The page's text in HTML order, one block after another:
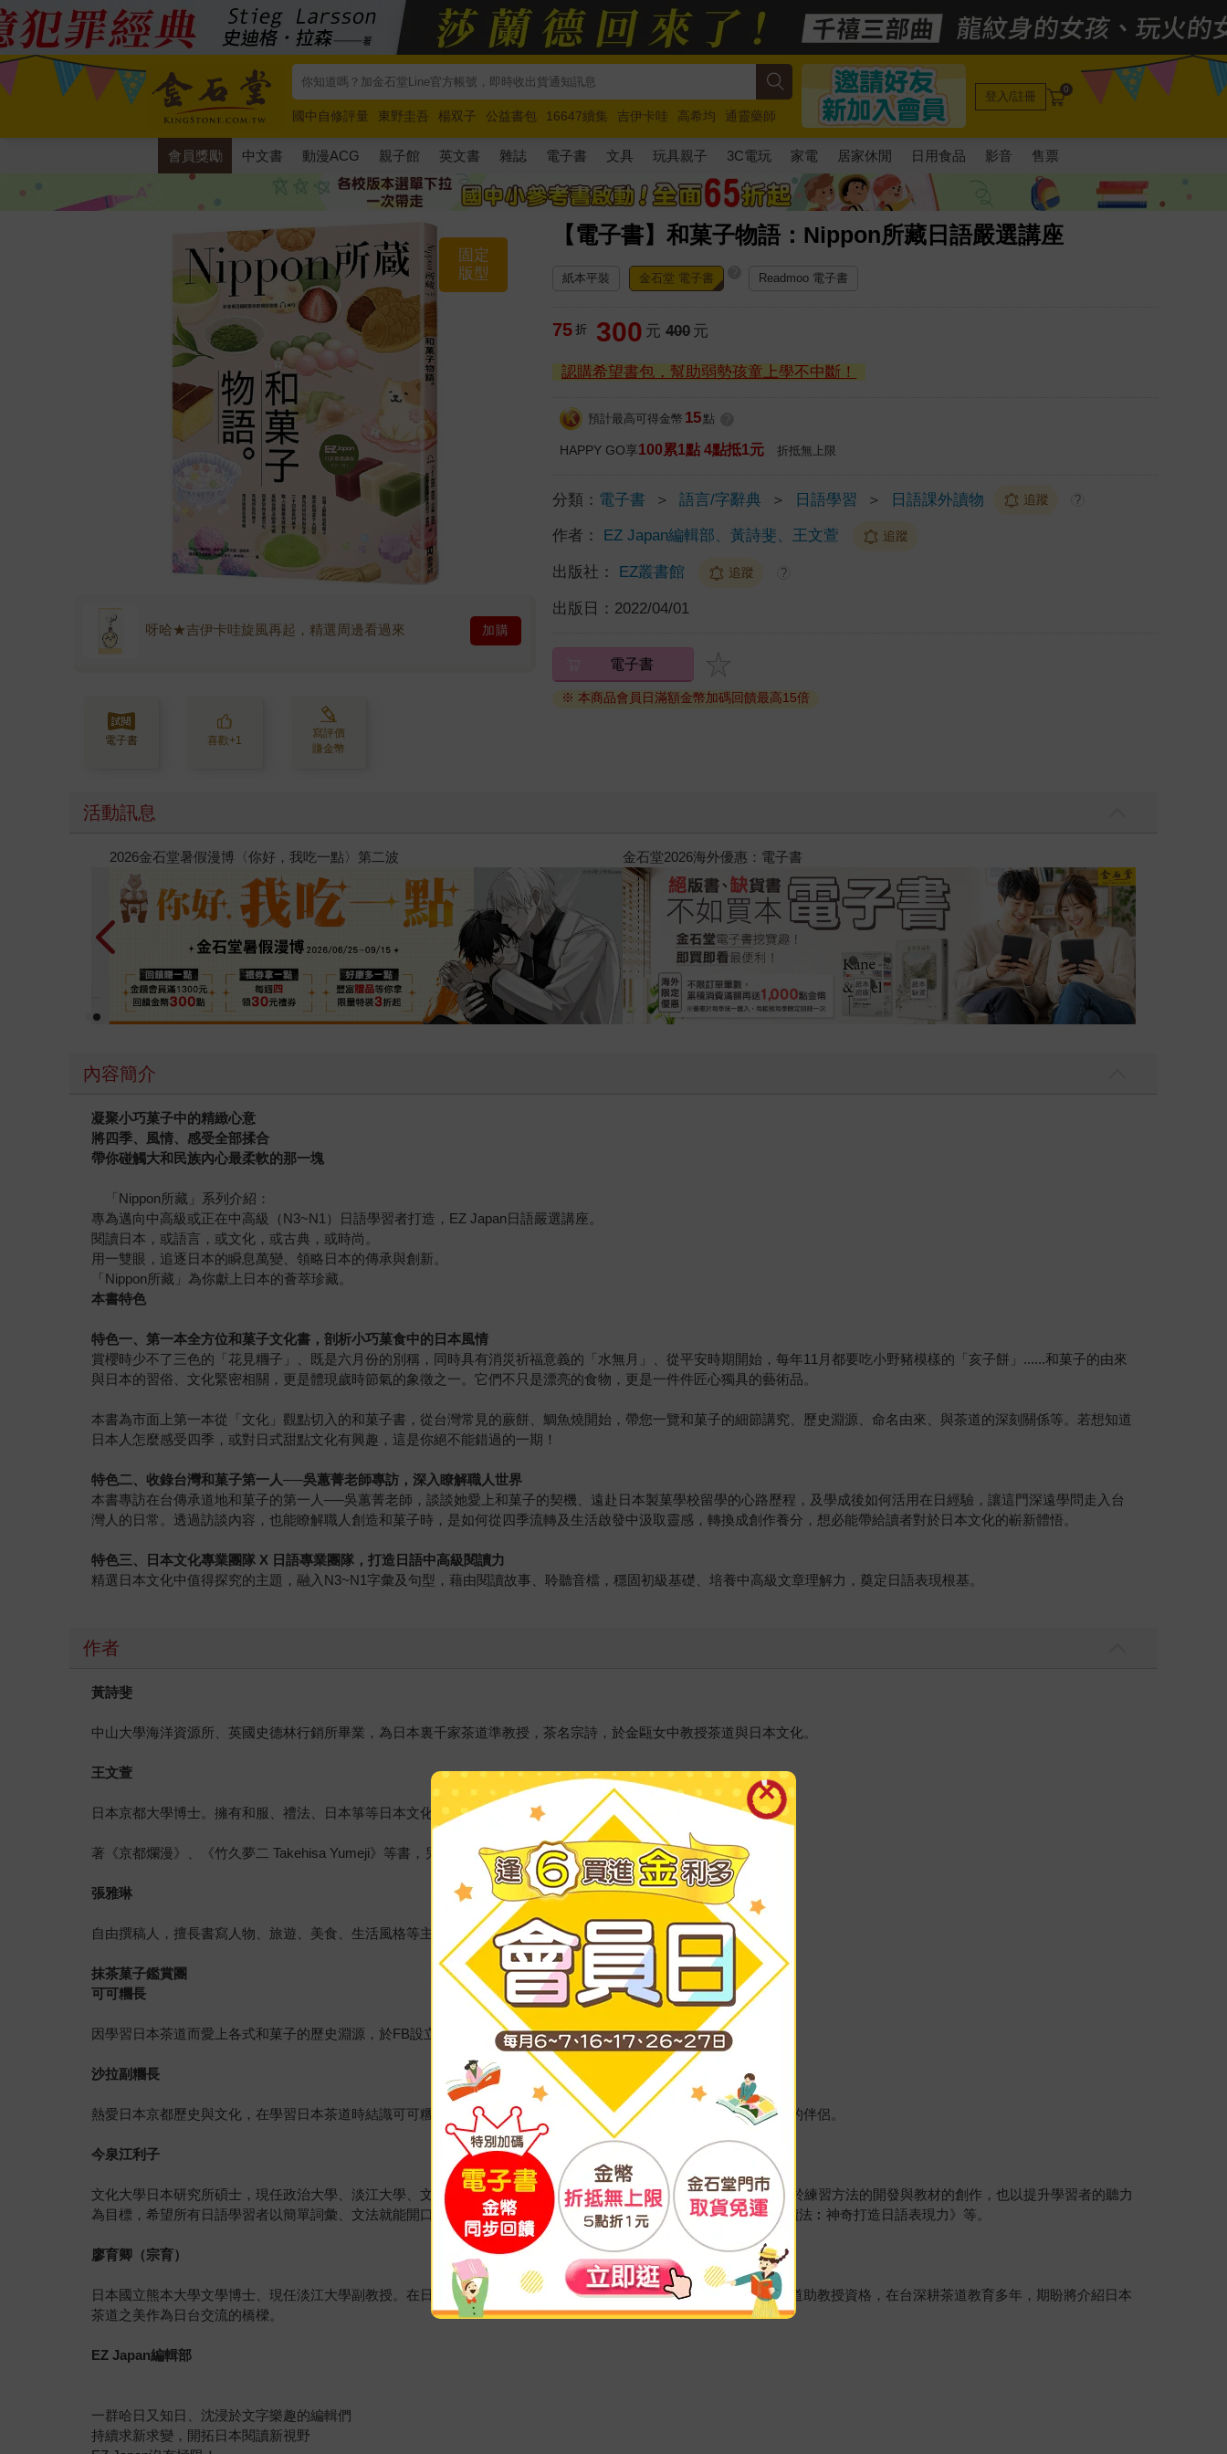
國中自修評量 東野圭吾 楊双子 公益書包 16647續集 吉伊卡哇 高希均
通靈藥師
唯紅花綻放
奧德賽 路邊攤新作 馬斯克 玩具總動員5 超慢跑
登入/註冊 0
會員獎勵 中文書 動漫ACG 親子館 英文書 雜誌 電子書 文具 玩具親子 3C電玩 家電 居家休閒 日用食品 影音 售票
【電子書】和菓子物語：Nippon所藏日語嚴選講座
固定
版型
呀哈★吉伊卡哇旋風再起，精選周邊看過來 加購
電子書 喜歡+1
寫評價
賺金幣
紙本平裝 金石堂 電子書 Readmoo 電子書
75 折 300 元 400 元
認購希望書包，幫助弱勢孩童上學不中斷！
預計最高可得金幣 15 點
HAPPY GO享100累1點 4點抵1元 折抵無上限
分類： 電子書 ＞ 語言/字辭典 ＞ 日語學習 ＞ 日語課外讀物 追蹤 ?
作者： EZ Japan編輯部、黃詩斐、王文萱 追蹤
出版社： EZ叢書館 追蹤 ?
出版日： 2022/04/01
電子書
※ 本商品會員日滿額金幣加碼回饋最高15倍
活動訊息
春光ｘ奇幻基地｜全書系展 2026金石堂暑假漫博〈你好，我吃一點〉第二波
內容簡介
凝聚小巧菓子中的精緻心意
將四季、風情、感受全部揉合
帶你碰觸大和民族內心最柔軟的那一塊
「Nippon所藏」系列介紹：
專為邁向中高級或正在中高級（N3~N1）日語學習者打造，EZ Japan日語嚴選講座。
閱讀日本，或語言，或文化，或古典，或時尚。
用一雙眼，追逐日本的瞬息萬變、領略日本的傳承與創新。
「Nippon所藏」為你獻上日本的薈萃珍藏。
本書特色
特色一、第一本全方位和菓子文化書，剖析小巧菓食中的日本風情
賞櫻時少不了三色的「花見糰子」、既是六月份的別稱，同時具有消災祈福意義的「水無月」、從平安時期開始，每年11月都要吃小野豬模樣的「亥子餅」......和菓子的由來
與日本的習俗、文化緊密相關，更是體現歲時節氣的象徵之一。它們不只是漂亮的食物，更是一件件匠心獨具的藝術品。
本書為市面上第一本從「文化」觀點切入的和菓子書，從台灣常見的蕨餅、鯛魚燒開始，帶您一覽和菓子的細節講究、歷史淵源、命名由來、與茶道的深刻關係等。若想知道
日本人怎麼感受四季，或對日式甜點文化有興趣，這是你絕不能錯過的一期！
特色二、收錄台灣和菓子第一人──吳蕙菁老師專訪，深入瞭解職人世界
本書專訪在台傳承道地和菓子的第一人──吳蕙菁老師，談談她愛上和菓子的契機、遠赴日本製菓學校留學的心路歷程，及學成後如何活用在日經驗，讓這門深遠學問走入台
灣人的日常。透過訪談內容，也能瞭解職人創造和菓子時，是如何從四季流轉及生活啟發中汲取靈感，轉換成創作養分，想必能帶給讀者對於日本文化的嶄新體悟。
特色三、日本文化專業團隊 X 日語專業團隊，打造日語中高級閱讀力
精選日本文化中值得探究的主題，融入N3~N1字彙及句型，藉由閱讀故事、聆聽音檔，穩固初級基礎、培養中高級文章理解力，奠定日語表現根基。
作者
黃詩斐
中山大學海洋資源所、英國史德林行銷所畢業，為日本裏千家茶道準教授，茶名宗詩，於金甌女中教授茶道與日本文化。
王文萱
日本京都大學博士。擁有和服、禮法、日本箏等日本文化指導資格，茶道文化檢定一級合格，並擔任日本茶大使。
著《京都爛漫》、《竹久夢二 Takehisa Yumeji》等書，另有多本合著及譯作。
張雅琳
自由撰稿人，擅長書寫人物、旅遊、美食、生活風格等主題。踏入媒體業十餘年，以「寫字的人」為職志。
抹茶菓子鑑賞團
可可糰長
因學習日本茶道而愛上各式和菓子的歷史淵源，於FB設立“抹茶菓子鑑賞團”分享各種研究與試吃心得。
沙拉副糰長
熱愛日本京都歷史與文化，在學習日本茶道時結識可可糰長，兩人因此成為日本傳統文化的研究夥伴，以及彼此人生的伴侶。
今泉江利子
文化大學日本研究所碩士，現任政治大學、淡江大學、文化大學、政大公企中心及ILI國際語文中心等兼任講師。致力於練習方法的開發與教材的創作，也以提升學習者的聽力
為目標，希望所有日語學習者以簡單詞彙、文法就能開口說出日語。著有《N1-N5新制日檢聽解》、《Shadowing跟讀法︰神奇打造日語表現力》等。
廖育卿（宗育）
日本國立熊本大學文學博士、現任淡江大學副教授。在日求學時期即師事日本茶道裏千家師範，並取得茶名宗育與茶道助教授資格，在台深耕茶道教育多年，期盼將介紹日本
茶道之美作為日台交流的橋樑。
EZ Japan編輯部
一群哈日又知日、沈浸於文字樂趣的編輯們
持續求新求變，開拓日本閱讀新視野